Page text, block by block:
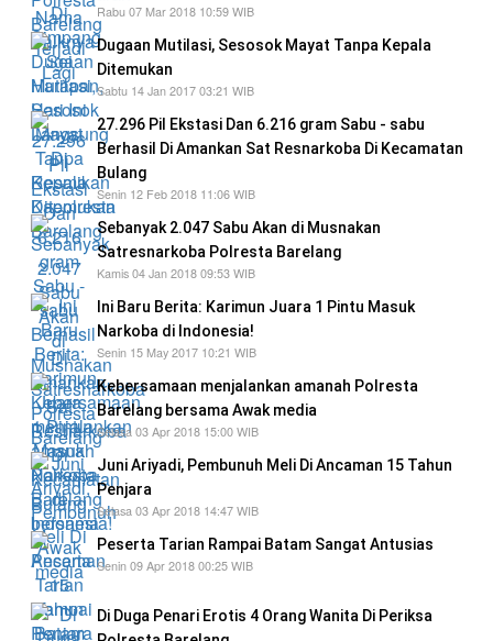
Rabu 07 Mar 2018 10:59 WIB
Dugaan Mutilasi, Sesosok Mayat Tanpa Kepala
Ditemukan
Sabtu 14 Jan 2017 03:21 WIB
27.296 Pil Ekstasi Dan 6.216 gram Sabu - sabu
Berhasil Di Amankan Sat Resnarkoba Di Kecamatan
Bulang
Senin 12 Feb 2018 11:06 WIB
Sebanyak 2.047 Sabu Akan di Musnakan
Satresnarkoba Polresta Barelang
Kamis 04 Jan 2018 09:53 WIB
Ini Baru Berita: Karimun Juara 1 Pintu Masuk
Narkoba di Indonesia!
Senin 15 May 2017 10:21 WIB
Kebersamaan menjalankan amanah Polresta
Barelang bersama Awak media
Selasa 03 Apr 2018 15:00 WIB
Juni Ariyadi, Pembunuh Meli Di Ancaman 15 Tahun
Penjara
Selasa 03 Apr 2018 14:47 WIB
Peserta Tarian Rampai Batam Sangat Antusias
Senin 09 Apr 2018 00:25 WIB
Di Duga Penari Erotis 4 Orang Wanita Di Periksa